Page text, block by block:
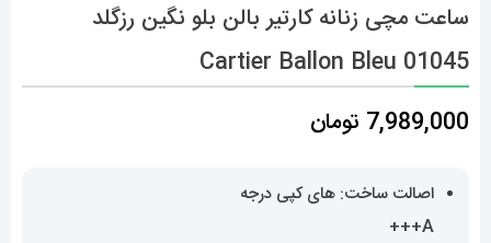
ساعت مچی زنانه کارتیر بالن بلو نگین رزگلد
01045 Cartier Ballon Bleu
7,989,000 تومان
اصالت ساخت: های کپی درجه
A+++